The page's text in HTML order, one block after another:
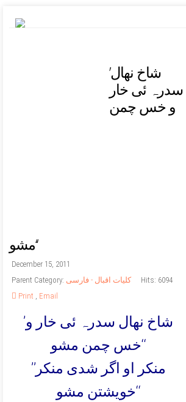
’شاخ نھال
سدرہ ئی خار
و خس چمن
مشو‘‘
December 15, 2011
Parent Category: کلیات اقبال - فارسی
Hits: 6094
Print , Email
’شاخ نھال سدرہ ئی خار و
خس چمن مشو‘‘
’’منکر او اگر شدی منکر
خویشتن مشو‘‘